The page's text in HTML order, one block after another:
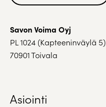
Savon Voima Oyj
PL 1024 (Kapteeninväylä 5)
70901 Toivala
Asiointi